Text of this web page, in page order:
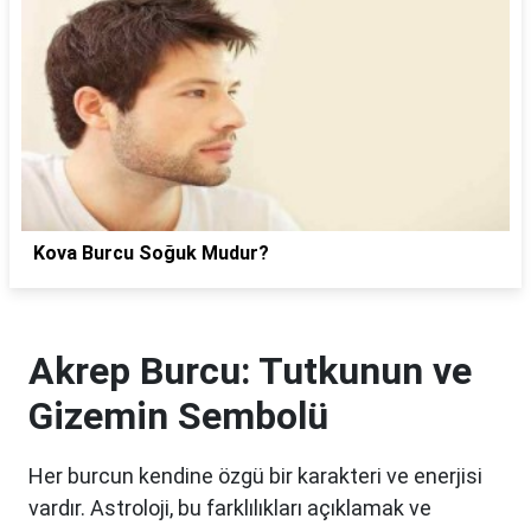
Kova Burcu Soğuk Mudur?
Akrep Burcu: Tutkunun ve
Gizemin Sembolü
Her burcun kendine özgü bir karakteri ve enerjisi
vardır. Astroloji, bu farklılıkları açıklamak ve